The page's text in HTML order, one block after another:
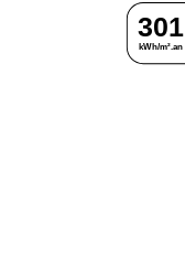
kWh/m².an
301